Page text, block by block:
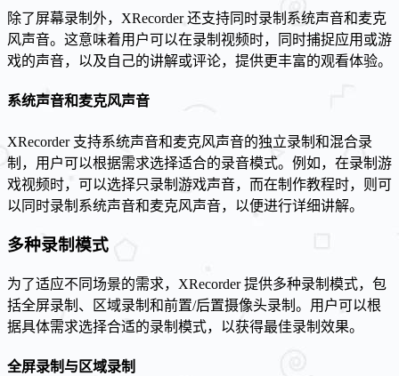
除了屏幕录制外，XRecorder 还支持同时录制系统声音和麦克
风声音。这意味着用户可以在录制视频时，同时捕捉应用或游
戏的声音，以及自己的讲解或评论，提供更丰富的观看体验。
系统声音和麦克风声音
XRecorder 支持系统声音和麦克风声音的独立录制和混合录
制，用户可以根据需求选择适合的录音模式。例如，在录制游
戏视频时，可以选择只录制游戏声音，而在制作教程时，则可
以同时录制系统声音和麦克风声音，以便进行详细讲解。
多种录制模式
为了适应不同场景的需求，XRecorder 提供多种录制模式，包
括全屏录制、区域录制和前置/后置摄像头录制。用户可以根
据具体需求选择合适的录制模式，以获得最佳录制效果。
全屏录制与区域录制